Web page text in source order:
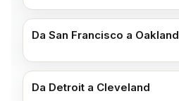
Da San Francisco a Oakland
Da Detroit a Cleveland